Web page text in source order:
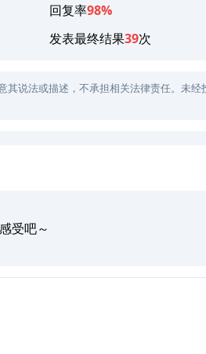
回复率98%
发表最终结果39次
其说法或描述，不承担相关法律责任。未经
受吧～